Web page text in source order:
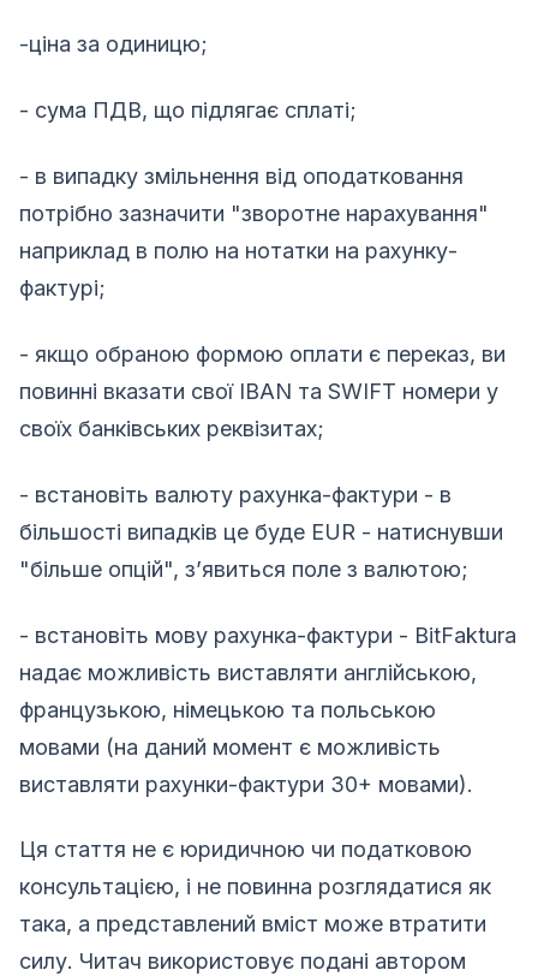
-ціна за одиницю;
- сума ПДВ, що підлягає сплаті;
- в випадку змільнення від оподатковання
потрібно зазначити "зворотне нарахування"
наприклад в полю на нотатки на рахунку-
фактурі;
- якщо обраною формою оплати є переказ, ви
повинні вказати свої IBAN та SWIFT номери у
своїх банківських реквізитах;
- встановіть валюту рахунка-фактури - в
більшості випадків це буде EUR - натиснувши
"більше опцій", з’явиться поле з валютою;
- встановіть мову рахунка-фактури - BitFaktura
надає можливість виставляти англійською,
французькою, німецькою та польською
мовами (на даний момент є можливість
виставляти рахунки-фактури 30+ мовами).
Ця стаття не є юридичною чи податковою
консультацією, і не повинна розглядатися як
така, а представлений вміст може втратити
силу. Читач використовує подані автором